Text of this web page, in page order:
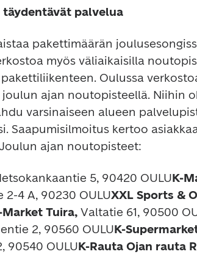
palvelua
pakettimäärän
myös väliaikaisilla
Oulussa
ajan noutopisteellä. Niihin
varsinaiseen alueen
Saapumisilmoitus kertoo
ajan noutopisteet:
5, 90420 OULUK-
4 A, 90230 OULU
Market Tuira, Valtatie 61, 90500
2, 90560 OULUK-
90540 OULU